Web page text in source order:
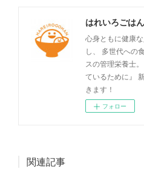
はれいろごはん
心身ともに健康
し、 多世代への
スの管理栄養士
ているために』
きます！
フォロー
関連記事